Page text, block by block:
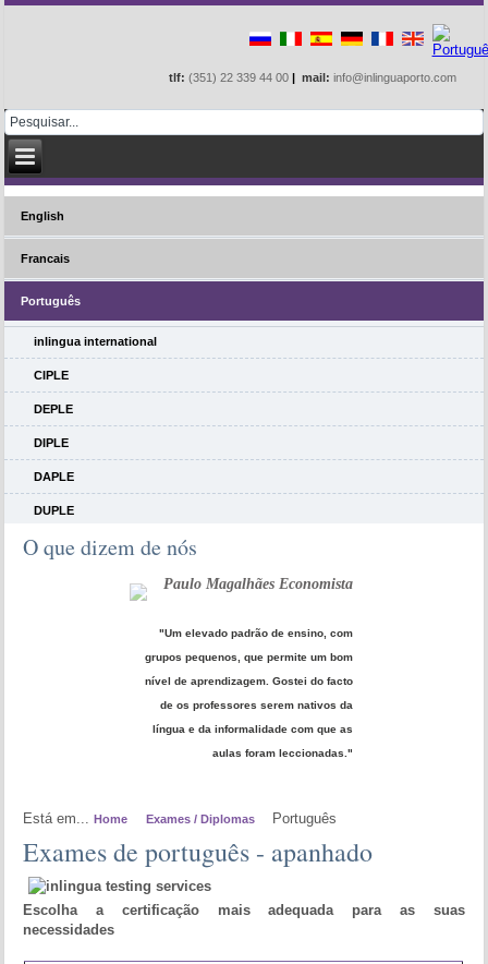
tlf: (351) 22 339 44 00 | mail: info@inlinguaporto.com
English
Francais
Português
inlingua international
CIPLE
DEPLE
DIPLE
DAPLE
DUPLE
O que dizem de nós
Paulo Magalhães Economista
"Um elevado padrão de ensino, com
grupos pequenos, que permite um bom
nível de aprendizagem. Gostei do facto
de os professores serem nativos da
língua e da informalidade com que as
aulas foram leccionadas."
Está em...Home Exames / Diplomas Português
Exames de português - apanhado
Escolha a certificação mais adequada para as suas
necessidades